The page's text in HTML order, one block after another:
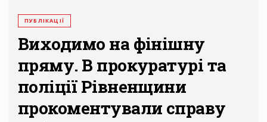
ПУБЛІКАЦІЇ
Виходимо на фінішну
пряму. В прокуратурі та
поліції Рівненщини
прокоментували справу